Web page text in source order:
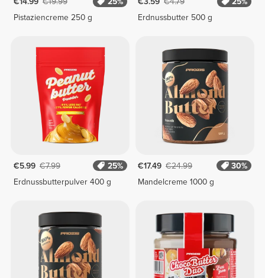
Pistaziencreme 250 g
Erdnussbutter 500 g
€5.99 €7.99
25%
Erdnussbutterpulver 400 g
€17.49 €24.99
30%
Mandelcreme 1000 g